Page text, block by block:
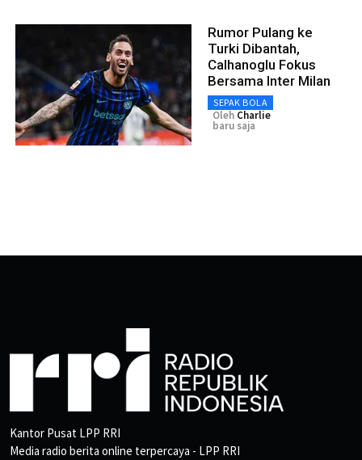
Rumor Pulang ke
Turki Dibantah,
Calhanoglu Fokus
Bersama Inter Milan
SEPAK BOLA
Oleh Charlie
baru saja
Kantor Pusat LPP RRI
Media radio berita online terpercaya - LPP RRI